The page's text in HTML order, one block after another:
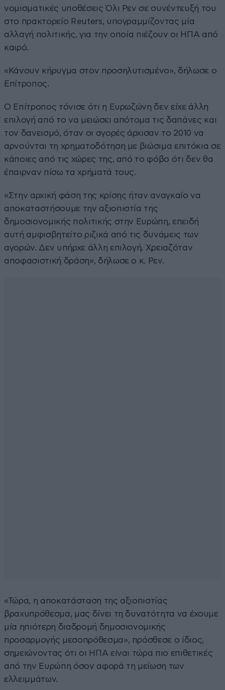
νομισματικές υποθέσεις Όλι Ρεν σε συνέντευξή του
στο πρακτορείο Reuters, υπογραμμίζοντας μία
αλλαγή πολιτικής, για την οποία πιέζουν οι ΗΠΑ από
καιρό.
«Κάνουν κήρυγμα στον προσηλυτισμένο», δήλωσε ο
Επίτροπος.
Ο Επίτροπος τόνισε ότι η Ευρωζώνη δεν είχε άλλη
επιλογή από το να μειώσει απότομα τις δαπάνες και
τον δανεισμό, όταν οι αγορές άρχισαν το 2010 να
αρνούνται τη χρηματοδότηση με βιώσιμα επιτόκια σε
κάποιες από τις χώρες της, από το φόβο ότι δεν θα
έπαιρναν πίσω τα χρήματά τους.
«Στην αρχική φάση της κρίσης ήταν αναγκαίο να
αποκαταστήσουμε την αξιοπιστία της
δημοσιονομικής πολιτικής στην Ευρώπη, επειδή
αυτή αμφισβητείτο ριζικά από τις δυνάμεις των
αγορών. Δεν υπήρχε άλλη επιλογή. Χρειαζόταν
αποφασιστική δράση», δήλωσε ο κ. Ρεν.
«Τώρα, η αποκατάσταση της αξιοπιστίας
βραχυπρόθεσμα, μας δίνει τη δυνατότητα να έχουμε
μία ηπιότερη διαδρομή δημοσιονομικής
προσαρμογής μεσοπρόθεσμα», πρόσθεσε ο ίδιος,
σημειώνοντας ότι οι ΗΠΑ είναι τώρα πιο επιθετικές
από την Ευρώπη όσον αφορά τη μείωση των
ελλειμμάτων.